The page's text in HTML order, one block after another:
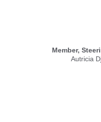
Member,
Autricia